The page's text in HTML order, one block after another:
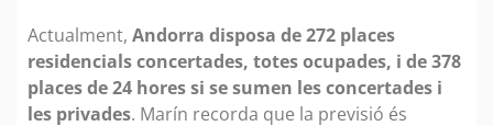
Actualment, Andorra disposa de 272 places
residencials concertades, totes ocupades, i de 378
places de 24 hores si se sumen les concertades i
les privades. Marín recorda que la previsió és